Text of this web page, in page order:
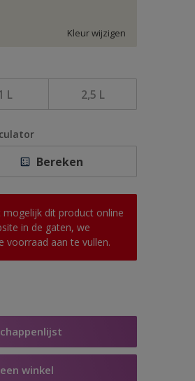
Kleur wijzigen
L 2,5 L
Bereken
dit product online
in de gaten, we
voorraad aan te vullen.
winkel